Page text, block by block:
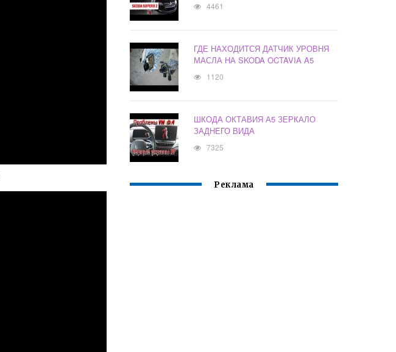
4461
ГДЕ НАХОДИТСЯ ДАТЧИК УРОВНЯ
МАСЛА НА SKODA OCTAVIA A5
1120
ШКОДА ОКТАВИЯ А5 ЗЕРКАЛО
ЗАДНЕГО ВИДА
7325
Реклама